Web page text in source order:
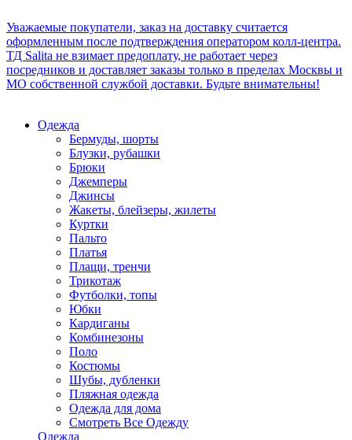
Уважаемые покупатели, заказ на доставку считается
оформленным после подтверждения оператором колл-центра.
ТД Salita не взимает предоплату, не работает через
посредников и доставляет заказы только в пределах Москвы и
МО собственной службой доставки. Будьте внимательны!
Одежда
Бермуды, шорты
Блузки, рубашки
Брюки
Джемперы
Джинсы
Жакеты, блейзеры, жилеты
Куртки
Пальто
Платья
Плащи, тренчи
Трикотаж
Футболки, топы
Юбки
Кардиганы
Комбинезоны
Поло
Костюмы
Шубы, дубленки
Пляжная одежда
Одежда для дома
Смотреть Все Одежду
Одежда